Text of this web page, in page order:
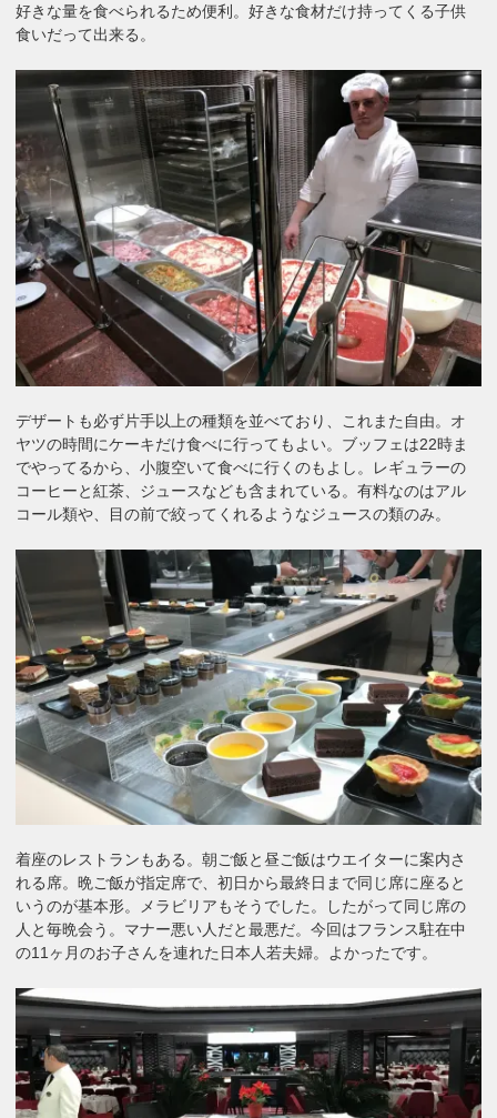
好きな量を食べられるため便利。好きな食材だけ持ってくる子供
食いだって出来る。
デザートも必ず片手以上の種類を並べており、これまた自由。オ
ヤツの時間にケーキだけ食べに行ってもよい。ブッフェは22時ま
でやってるから、小腹空いて食べに行くのもよし。レギュラーの
コーヒーと紅茶、ジュースなども含まれている。有料なのはアル
コール類や、目の前で絞ってくれるようなジュースの類のみ。
着座のレストランもある。朝ご飯と昼ご飯はウエイターに案内さ
れる席。晩ご飯が指定席で、初日から最終日まで同じ席に座ると
いうのが基本形。メラビリアもそうでした。したがって同じ席の
人と毎晩会う。マナー悪い人だと最悪だ。今回はフランス駐在中
の11ヶ月のお子さんを連れた日本人若夫婦。よかったです。